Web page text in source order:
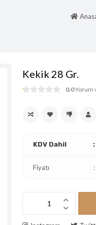
Kekik 28 Gr.
0.0Yorum
KDV Dahil
Fiyatı